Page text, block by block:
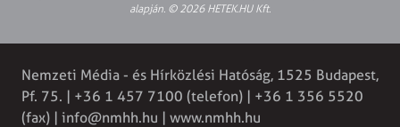
alapján. © 2026 HETEK.HU Kft.
Nemzeti Média - és Hírközlési Hatóság, 1525 Budapest,
Pf. 75. | +36 1 457 7100 (telefon) | +36 1 356 5520
(fax) | info@nmhh.hu | www.nmhh.hu